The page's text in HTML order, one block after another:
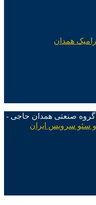
صنعتی همدان حاجی -
سرویس ایران